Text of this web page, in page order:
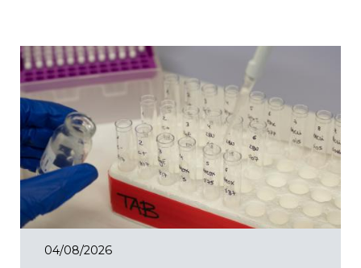
04/08/2026